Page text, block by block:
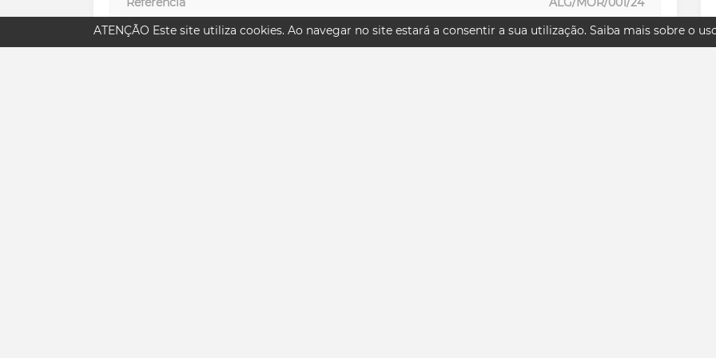
ATENÇÃO Este site utiliza cookies. Ao navegar no site estará a consentir a sua utilização. Saiba mais sobre o
Finalidade Compra